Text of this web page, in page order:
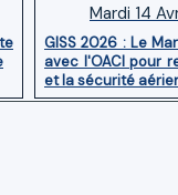
Mardi 14
GISS 2026 : Le
avec l'OACI pour
et la sécurité